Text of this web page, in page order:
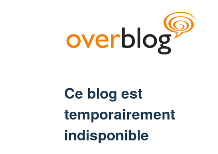
Ce blog est
temporairement
indisponible